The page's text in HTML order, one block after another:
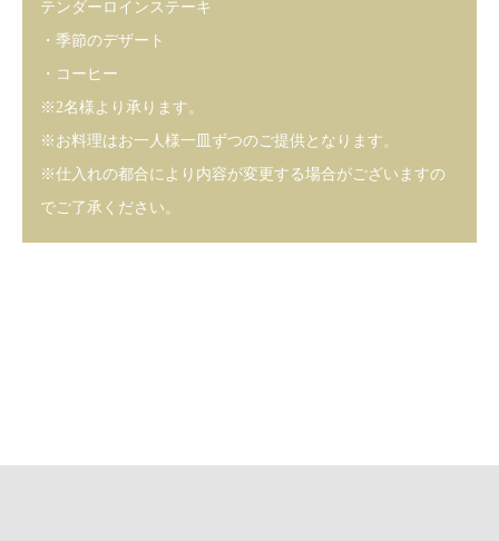
テンダーロインステーキ
・季節のデザート
・コーヒー
※2名様より承ります。
※お料理はお一人様一皿ずつのご提供となります。
※仕入れの都合により内容が変更する場合がございますの
でご了承ください。